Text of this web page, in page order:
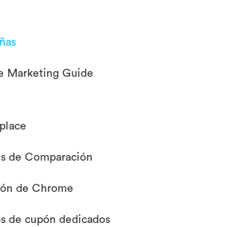
Marketing Guide
de Comparación
de Chrome
de cupón dedicados